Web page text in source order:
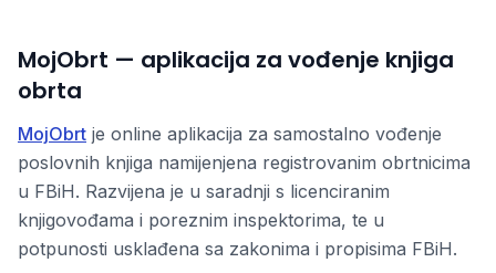
MojObrt — aplikacija za vođenje knjiga
obrta
MojObrt je online aplikacija za samostalno vođenje
poslovnih knjiga namijenjena registrovanim obrtnicima
u FBiH. Razvijena je u saradnji s licenciranim
knjigovođama i poreznim inspektorima, te u
potpunosti usklađena sa zakonima i propisima FBiH.